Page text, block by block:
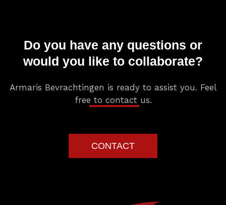
Do you have any questions or
would you like to collaborate?
Armaris Bevrachtingen is ready to assist you. Feel
free to contact us.
CONTACT